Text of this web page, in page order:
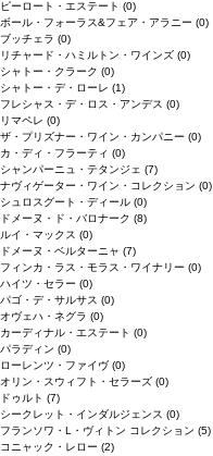
ピーロート・エステート (0)
ボール・フォーラス&フェア・アラニー (0)
ブッチェラ (0)
リチャード・ハミルトン・ワインズ (0)
シャトー・クラーク (0)
シャトー・デ・ローレ (1)
フレシャス・デ・ロス・アンデス (0)
リマペレ (0)
ザ・プリズナー・ワイン・カンパニー (0)
カ・ディ・フラーティ (0)
シャンパーニュ・テタンジェ (7)
ナヴィゲーター・ワイン・コレクション (0)
シュロスグート・ディール (0)
ドメーヌ・ド・バロナーク (8)
ルイ・マックス (0)
ドメーヌ・ベルターニャ (7)
フィンカ・ラス・モラス・ワイナリー (0)
ハイツ・セラー (0)
パゴ・デ・サルサス (0)
オヴェハ・ネグラ (0)
カーディナル・エステート (0)
パラディン (0)
ローレンツ・ファイヴ(0)
オリン・スウィフト・セラーズ (0)
ドゥルト (7)
シークレット・インダルジェンス (0)
フランソワ・L・ヴィトン コレクション (5)
コニャック・レロー (2)